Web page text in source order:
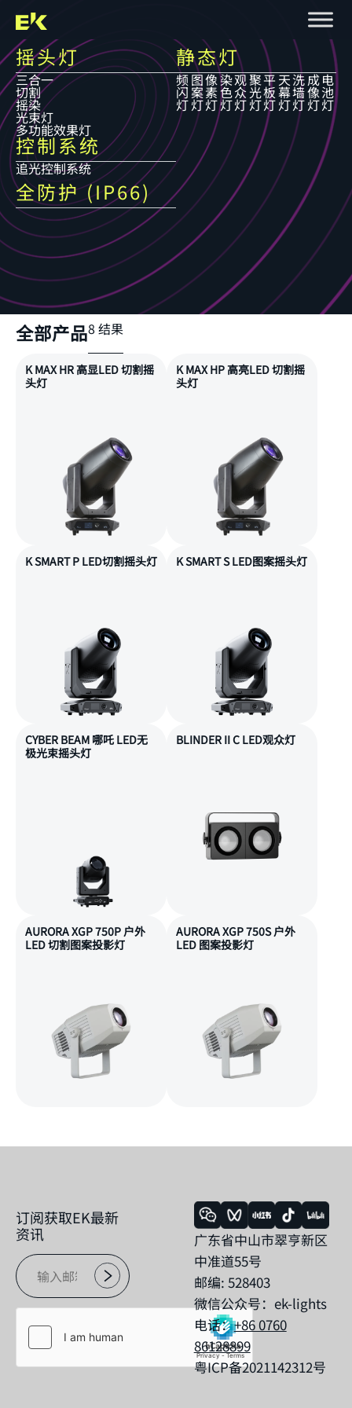
摇头灯
三合一
切割
摇染
光束灯
多功能效果灯
控制系统
追光控制系统
全防护 (IP66)
静态灯
频
闪
灯
图
案
灯
像
素
灯
染
色
灯
观
众
灯
聚
光
灯
平
板
灯
天
幕
灯
洗
墙
灯
成
像
灯
电
池
灯
全部产品8 结果
K MAX HR 高显LED 切割摇
头灯
K MAX HP 高亮LED 切割摇
头灯
K SMART P LED切割摇头灯 K SMART S LED图案摇头灯
CYBER BEAM 哪吒 LED无
极光束摇头灯
BLINDER II C LED观众灯
AURORA XGP 750P 户外
LED 切割图案投影灯
AURORA XGP 750S 户外
LED 图案投影灯
订阅获取EK最新
资讯
广东省中山市翠亨新区
中准道55号
邮编: 528403
微信公众号：ek-lights
电话：+86 0760
86128899
粤ICP备2021142312号